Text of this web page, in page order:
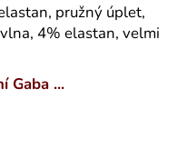
pružný úplet,
4% elastan, velmi
Gaba ...